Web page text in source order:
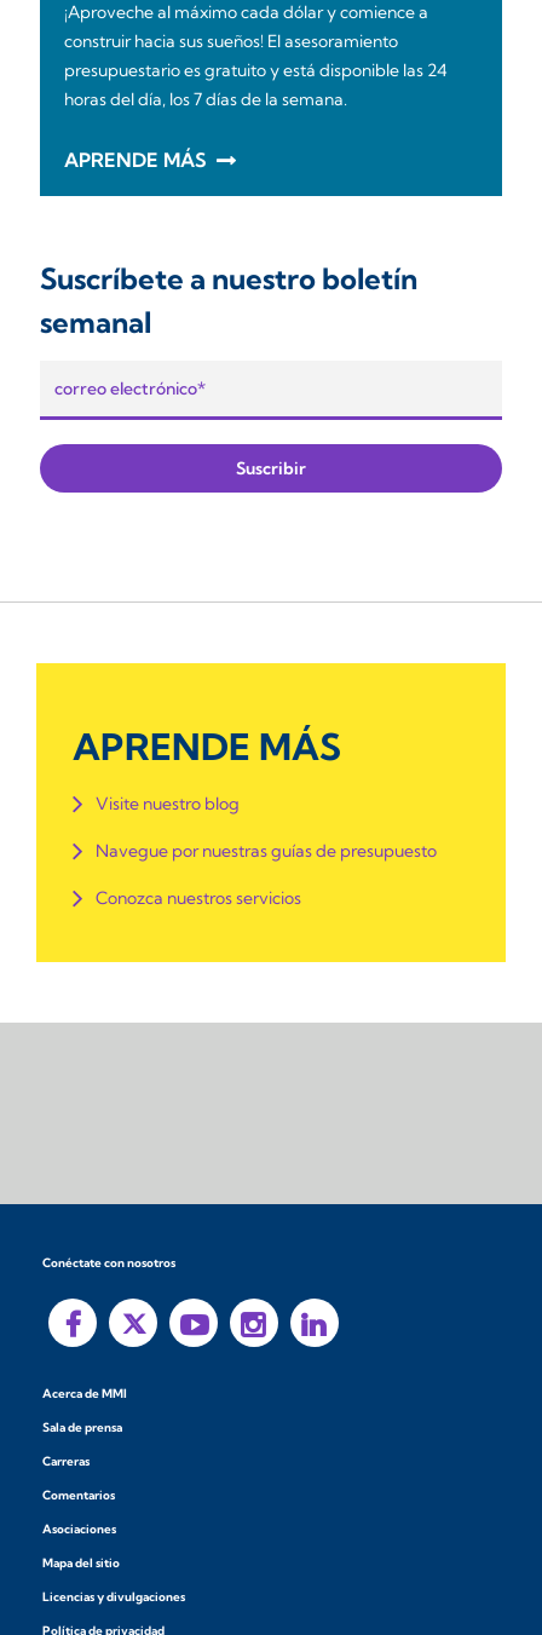
¡Aproveche al máximo cada dólar y comience a
construir hacia sus sueños! El asesoramiento
presupuestario es gratuito y está disponible las 24
horas del día, los 7 días de la semana.
APRENDE MÁS
Suscríbete a nuestro boletín
semanal
APRENDE MÁS
Visite nuestro blog
Navegue por nuestras guías de presupuesto
Conozca nuestros servicios
Conéctate con nosotros
Acerca de MMI
Sala de prensa
Carreras
Comentarios
Asociaciones
Mapa del sitio
Licencias y divulgaciones
Política de privacidad